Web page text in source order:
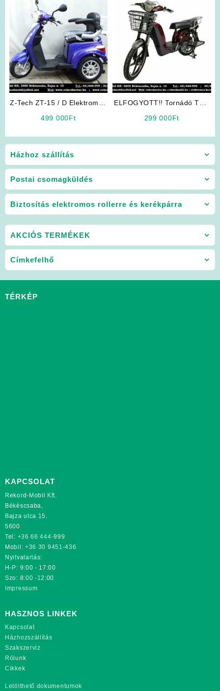
Házhoz szállítás
Postai csomagküldés
Biztosítás elektromos rollerre és kerékpárra
Z-Tech ZT-15 / D Elektromos
499 000Ft
ELFOGYOTT!! Tornádó TRD
299 000Ft
AKCIÓS TERMÉKEK
Címkefelhő
TÉRKÉP
KAPCSOLAT
Rekord-Mobil Kft.
Békéscsaba,
Bajza utca 15.
5600
Tel: +36 66 444-999
Mobil: +36 30 9451-436
Nyitvatartás:
H-P: 9:00 - 17:00
Szo: 8:00 -12:00
Impressum
HASZNOS LINKEK
Kapcsolat
Házhozszállítás
Szakszerviz
Rólunk
Cikkek
Letölthető dokumentumok